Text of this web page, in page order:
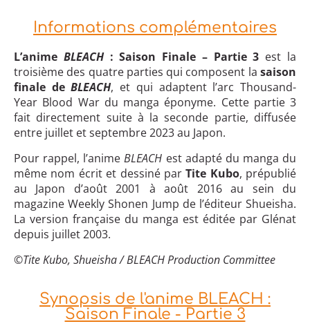
Informations complémentaires
L’anime BLEACH: Saison Finale – Partie 3 est la
troisième des quatre parties qui composent la saison
finale deBLEACH, et qui adaptent l’arc Thousand-
Year Blood War du manga éponyme. Cette partie 3
fait directement suite à la seconde partie, diffusée
entre juillet et septembre 2023 au Japon.
Pour rappel, l’animeBLEACH est adapté du manga du
même nom écrit et dessiné parTite Kubo, prépublié
au Japon d’août 2001 à août 2016 au sein du
magazine Weekly Shonen Jump de l’éditeur Shueisha.
La version française du manga est éditée par Glénat
depuis juillet 2003.
©Tite Kubo, Shueisha / BLEACH Production Committee
Synopsis de l'anime BLEACH :
Saison Finale - Partie 3